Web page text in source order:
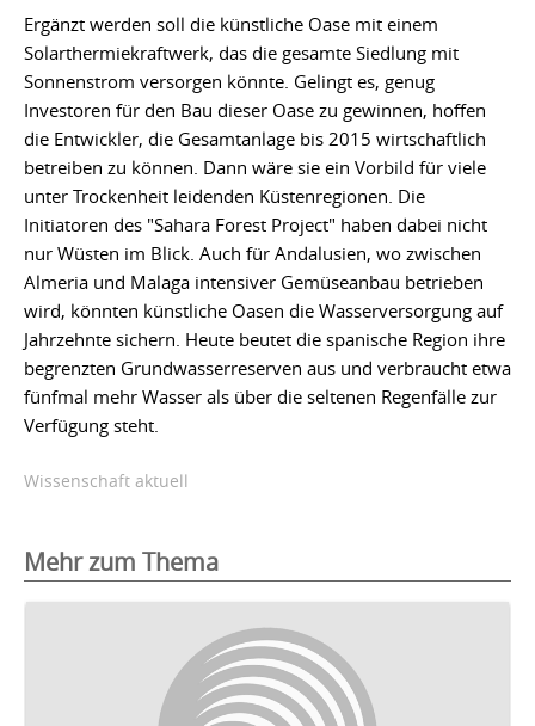
Ergänzt werden soll die künstliche Oase mit einem
Solarthermiekraftwerk, das die gesamte Siedlung mit
Sonnenstrom versorgen könnte. Gelingt es, genug
Investoren für den Bau dieser Oase zu gewinnen, hoffen
die Entwickler, die Gesamtanlage bis 2015 wirtschaftlich
betreiben zu können. Dann wäre sie ein Vorbild für viele
unter Trockenheit leidenden Küstenregionen. Die
Initiatoren des "Sahara Forest Project" haben dabei nicht
nur Wüsten im Blick. Auch für Andalusien, wo zwischen
Almeria und Malaga intensiver Gemüseanbau betrieben
wird, könnten künstliche Oasen die Wasserversorgung auf
Jahrzehnte sichern. Heute beutet die spanische Region ihre
begrenzten Grundwasserreserven aus und verbraucht etwa
fünfmal mehr Wasser als über die seltenen Regenfälle zur
Verfügung steht.
Wissenschaft aktuell
Mehr zum Thema